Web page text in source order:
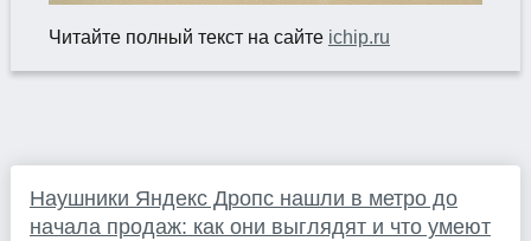
Читайте полный текст на сайте ichip.ru
Наушники Яндекс Дропс нашли в метро до
начала продаж: как они выглядят и что умеют